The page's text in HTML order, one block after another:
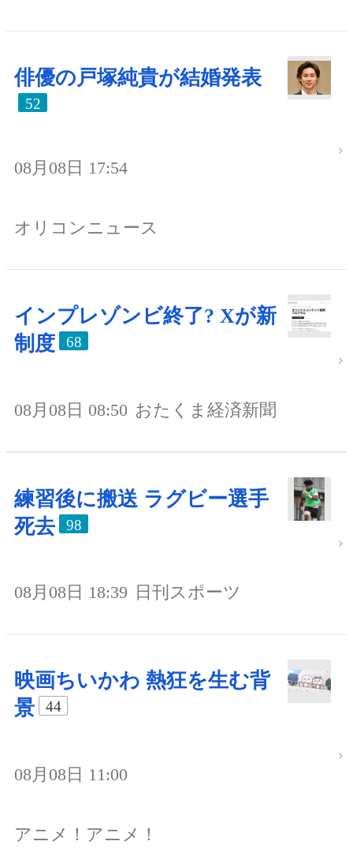
俳優の戸塚純貴が結婚発表
52
08月08日 17:54
オリコンニュース
インプレゾンビ終了? Xが新
制度
68
08月08日 08:50 おたくま経済新聞
練習後に搬送 ラグビー選手
死去
98
08月08日 18:39 日刊スポーツ
映画ちいかわ 熱狂を生む背
景
44
08月08日 11:00
アニメ！アニメ！